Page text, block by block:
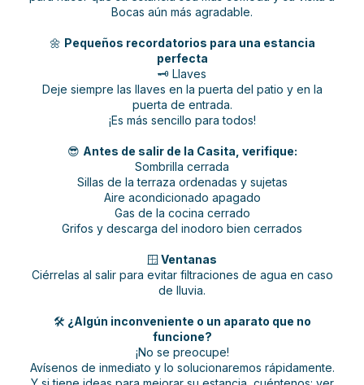
Bocas aún más agradable.
🌼 Pequeños recordatorios para una estancia
perfecta
🗝️ Llaves
Deje siempre las llaves en la puerta del patio y en la
puerta de entrada.
¡Es más sencillo para todos!
😎 Antes de salir de la Casita, verifique:
Sombrilla cerrada
Sillas de la terraza ordenadas y sujetas
Aire acondicionado apagado
Gas de la cocina cerrado
Grifos y descarga del inodoro bien cerrados
🪟 Ventanas
Ciérrelas al salir para evitar filtraciones de agua en caso
de lluvia.
🛠️ ¿Algún inconveniente o un aparato que no
funcione?
¡No se preocupe!
Avísenos de inmediato y lo solucionaremos rápidamente.